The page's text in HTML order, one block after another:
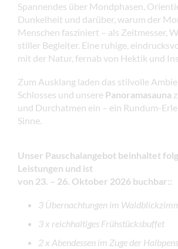
Spannendes über Mondphasen,
Dunkelheit und darüber, warum der
Menschen fasziniert – als Zeitmesser,
stiller Begleiter. Eine ruhige,
mit der Natur, fernab von Hektik und
Zum Ausklang laden das stilvolle
Schlosses und unsere Panoramasauna
und Durchatmen ein – ein Rundum-
Sinne.
Unser Pauschalangebot beinhaltet
Leistungen und ist
von 23. – 26. Oktober 2026 buchbar::
3 Übernachtungen im
3 x reichhaltiges Frühstücksbuffet
2 x Abendessen im Zuge der